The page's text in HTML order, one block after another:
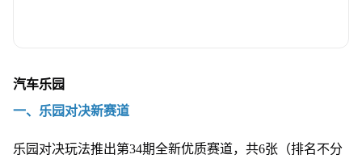
汽车乐园
一、乐园对决新赛道
乐园对决玩法推出第34期全新优质赛道，共6张（排名不分